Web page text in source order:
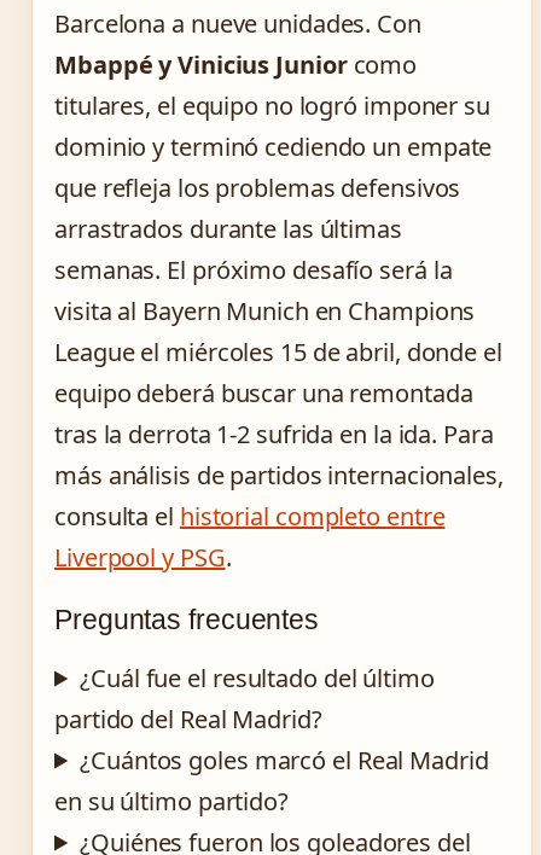
Barcelona a nueve unidades. Con
Mbappé y Vinicius Juniorcomo
titulares, el equipo no logró imponer su
dominio y terminó cediendo un empate
que refleja los problemas defensivos
arrastrados durante las últimas
semanas. El próximo desafío será la
visita al Bayern Munich en Champions
League el miércoles 15 de abril, donde el
equipo deberá buscar una remontada
tras la derrota 1-2 sufrida en la ida. Para
más análisis de partidos internacionales,
consulta el historial completo entre
Liverpool y PSG.
Preguntas frecuentes
¿Cuál fue el resultado del último
partido del Real Madrid?
¿Cuántos goles marcó el Real Madrid
en su último partido?
¿Quiénes fueron los goleadores del